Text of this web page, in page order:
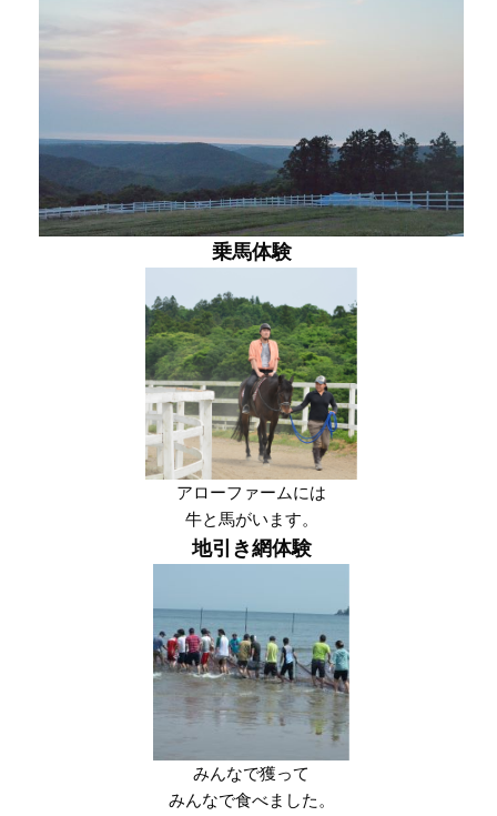
乗馬体験
アローファームには
牛と馬がいます。
地引き網体験
みんなで獲って
みんなで食べました。